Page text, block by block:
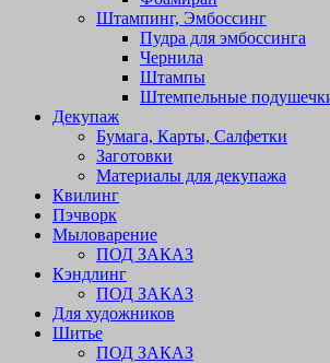
Штампинг, Эмбоссинг
Пудра для эмбоссинга
Чернила
Штампы
Штемпельные
Декупаж
Бумага, Карты, Салфетки
Заготовки
Материалы для декупажа
Квилинг
Пэчворк
Мыловарение
ПОД ЗАКАЗ
Кэндлинг
ПОД ЗАКАЗ
Для художников
Шитье
ПОД ЗАКАЗ